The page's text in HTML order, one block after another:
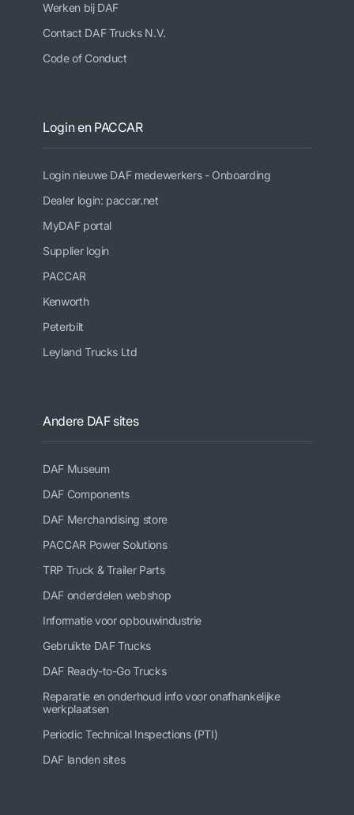
Werken bij DAF
Contact DAF Trucks N.V.
Code of Conduct
Login en PACCAR
Login nieuwe DAF medewerkers - Onboarding
Dealer login: paccar.net
MyDAF portal
Supplier login
PACCAR
Kenworth
Peterbilt
Leyland Trucks Ltd
Andere DAF sites
DAF Museum
DAF Components
DAF Merchandising store
PACCAR Power Solutions
TRP Truck & Trailer Parts
DAF onderdelen webshop
Informatie voor opbouwindustrie
Gebruikte DAF Trucks
DAF Ready-to-Go Trucks
Reparatie en onderhoud info voor onafhankelijke
werkplaatsen
Periodic Technical Inspections (PTI)
DAF landen sites